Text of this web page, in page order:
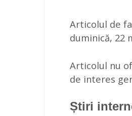
Articolul de
duminică, 22
Articolul nu
de interes
Știri